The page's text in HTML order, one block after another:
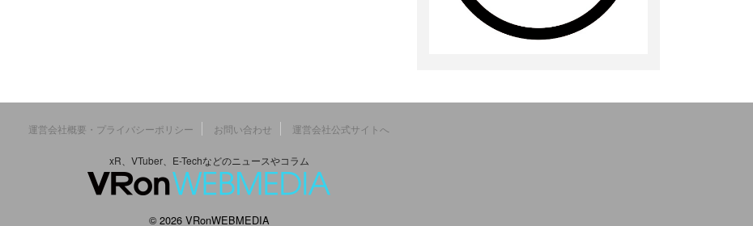
運営会社概要・プライバシーポリシー お問い合わせ 運営会社公式サイトへ
xR、VTuber、E-Techなどのニュースやコラム
© 2026 VRonWEBMEDIA